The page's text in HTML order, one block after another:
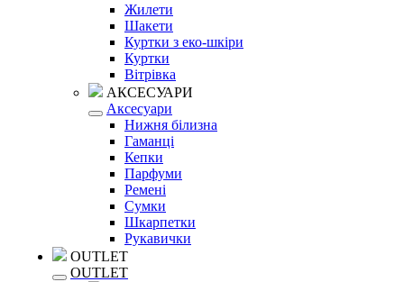
Жилети
Шакети
Куртки з еко-шкіри
Куртки
Вітрівка
АКСЕСУАРИ
Аксесуари
Нижня білизна
Гаманці
Кепки
Парфуми
Ремені
Сумки
Шкарпетки
Рукавички
OUTLET
OUTLET